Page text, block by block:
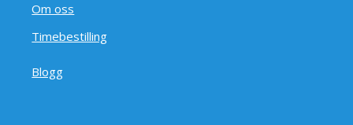
Om oss
Timebestilling
Blogg